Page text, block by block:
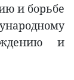
и борьбе
и